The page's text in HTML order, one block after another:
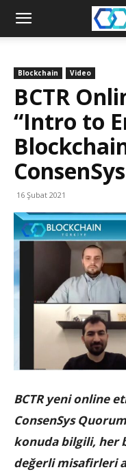
Blockchain
Blockchain Video
BCTR
“Intro to
16 Şubat 2021
BCTR yeni online
ConsenSys
konuda bilgili, her
değerli misafirleri